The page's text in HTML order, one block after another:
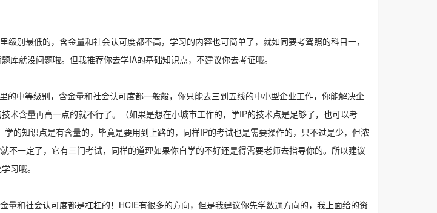
级别最低的，含金量和社会认可度都不高，学习的内容也可简单了，就如同要考驾照的科目一，
库就没问题啦。但我推荐你去学IA的基础知识点，不建议你去考证哦。
的中等级别，含金量和社会认可度都一般般，你只能去三到五线的中小型企业工作，你能解决企
术含量再高一点的就不行了。（如果是想在小城市工作的，学IP的技术点是足够了，也可以考
学的知识点是有含量的，毕竟是要用到上路的，同样IP的考试也是需要操作的，只不过是少，但浓
不一定了，它有三门考试，同样的道理如果你自学的不好还是得需要老师去指导你的。所以建议
习哦。
量和社会认可度都是杠杠的！HCIE有很多的方向，但是我建议你先学数通方向的，我上面给的资